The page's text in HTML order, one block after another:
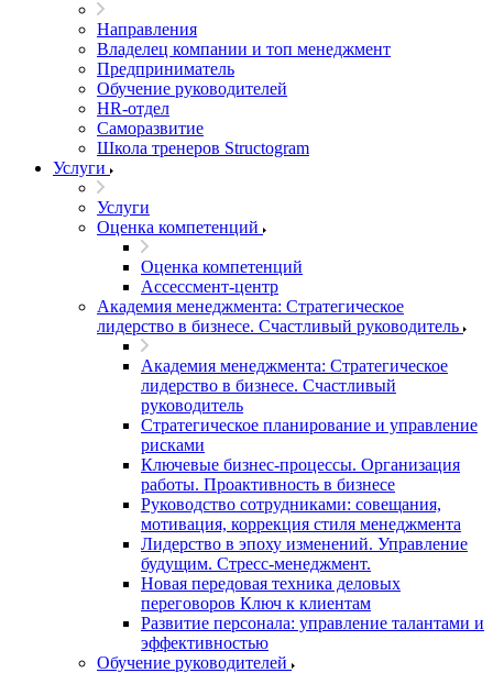
Направления
Владелец компании и топ менеджмент
Предприниматель
Обучение руководителей
HR-отдел
Саморазвитие
Школа тренеров Structogram
Услуги
Услуги
Оценка компетенций
Оценка компетенций
Ассессмент-центр
Академия менеджмента: Стратегическое
лидерство в бизнесе. Счастливый руководитель
Академия менеджмента: Стратегическое
лидерство в бизнесе. Счастливый
руководитель
Стратегическое планирование и управление
рисками
Ключевые бизнес-процессы. Организация
работы. Проактивность в бизнесе
Руководство сотрудниками: совещания,
мотивация, коррекция стиля менеджмента
Лидерство в эпоху изменений. Управление
будущим. Стресс-менеджмент.
Новая передовая техника деловых
переговоров Ключ к клиентам
Развитие персонала: управление талантами и
эффективностью
Обучение руководителей